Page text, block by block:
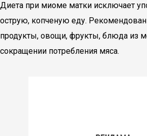
Диета при миоме матки исключает
острую, копченую еду.
продукты, овощи, фрукты, блюда из
сокращении потребления мяса.